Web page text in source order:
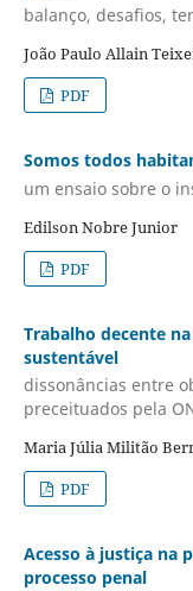
balanço, desafios,
João Paulo Allain
PDF
Somos todos
um ensaio sobre o
Edilson Nobre Junior
PDF
Trabalho decente
sustentável
dissonâncias entre
preceituados pela
Maria Júlia Militão
PDF
Acesso à justiça na
processo penal